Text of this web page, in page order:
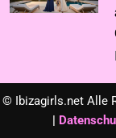
© Ibizagirls.net Alle
|